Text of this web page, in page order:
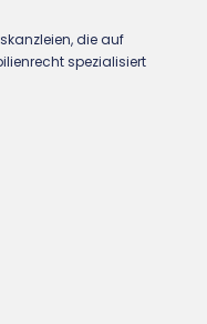
die auf
spezialisiert